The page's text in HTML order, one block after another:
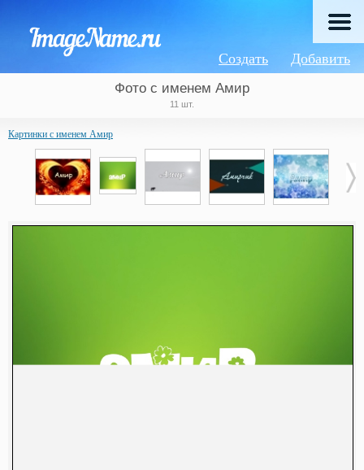
Добавить
Создать
Фото с именем Амир
11 шт.
Картинки с именем Амир